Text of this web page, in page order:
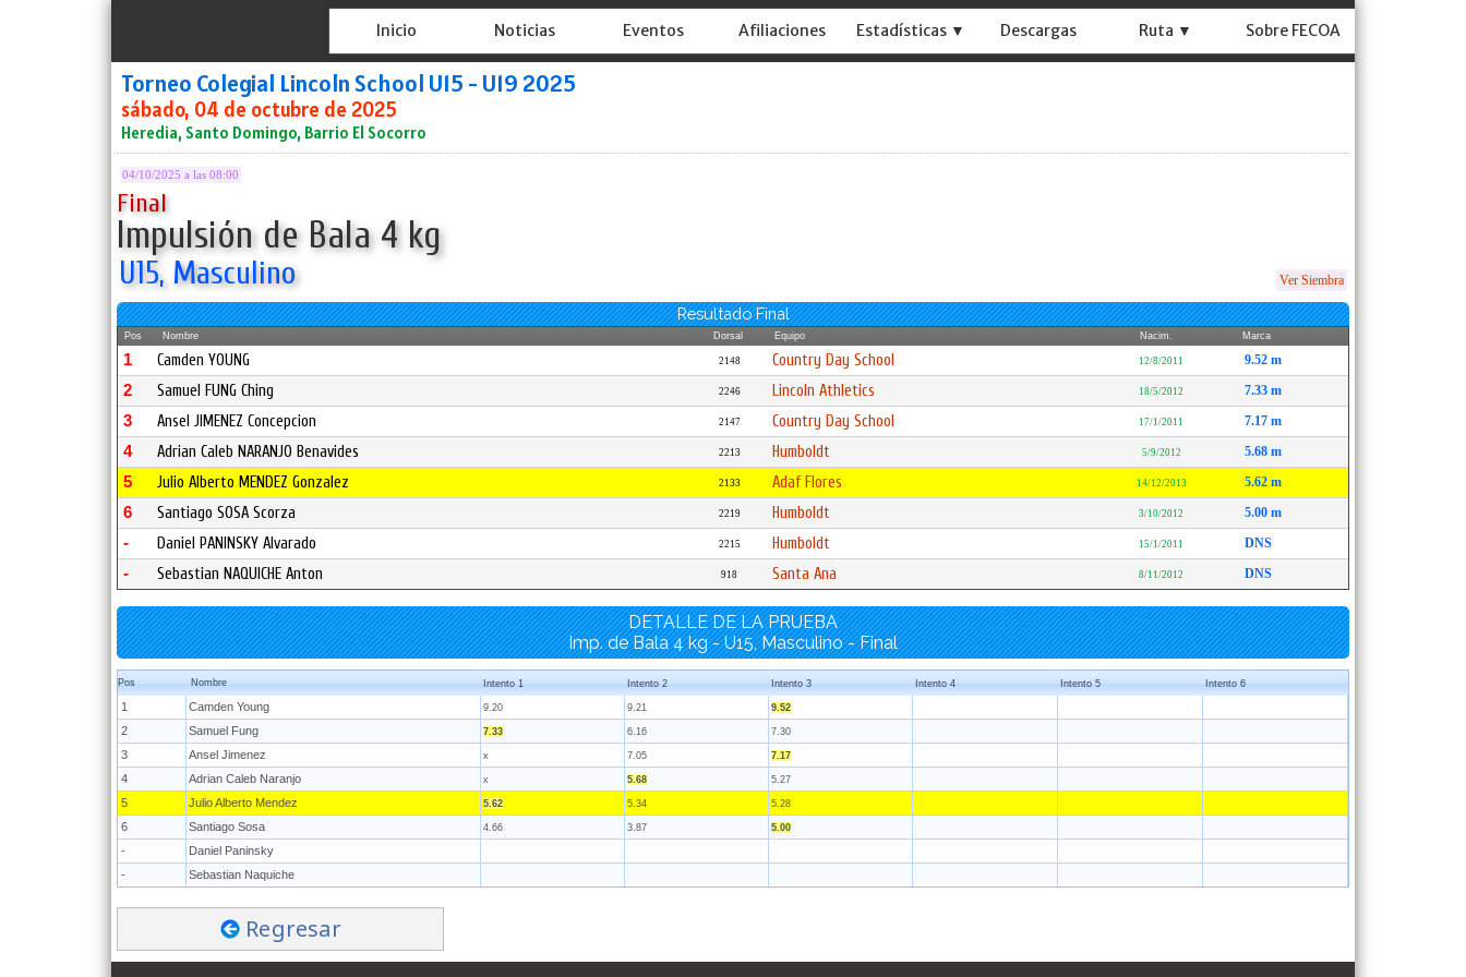
Inicio Noticias Eventos Afiliaciones Estadísticas ▼ Descargas Ruta ▼ Sobre FECOA
Torneo Colegial Lincoln School U15 - U19 2025
sábado, 04 de octubre de 2025
Heredia, Santo Domingo, Barrio El Socorro
04/10/2025 a las 08:00
Final
Impulsión de Bala 4 kg
U15, Masculino Ver Siembra
Resultado Final
Pos Nombre Dorsal Equipo Nacim. Marca
1 Camden YOUNG 2148 Country Day School 12/8/2011 9.52 m
2 Samuel FUNG Ching 2246 Lincoln Athletics 18/5/2012 7.33 m
3 Ansel JIMENEZ Concepcion 2147 Country Day School 17/1/2011 7.17 m
4 Adrian Caleb NARANJO Benavides 2213 Humboldt 5/9/2012 5.68 m
5 Julio Alberto MENDEZ Gonzalez 2133 Adaf Flores 14/12/2013 5.62 m
6 Santiago SOSA Scorza 2219 Humboldt 3/10/2012 5.00 m
- Daniel PANINSKY Alvarado 2215 Humboldt 15/1/2011 DNS
- Sebastian NAQUICHE Anton 918 Santa Ana 8/11/2012 DNS
DETALLE DE LA PRUEBA
Imp. de Bala 4 kg - U15, Masculino - Final
Pos Nombre Intento 1 Intento 2 Intento 3 Intento 4 Intento 5 Intento 6
1 Camden Young 9.20 9.21 9.52
2 Samuel Fung 7.33 6.16 7.30
3 Ansel Jimenez x 7.05 7.17
4 Adrian Caleb Naranjo x 5.68 5.27
5 Julio Alberto Mendez 5.62 5.34 5.28
6 Santiago Sosa 4.66 3.87 5.00
-
Daniel Paninsky
-
Sebastian Naquiche
Regresar